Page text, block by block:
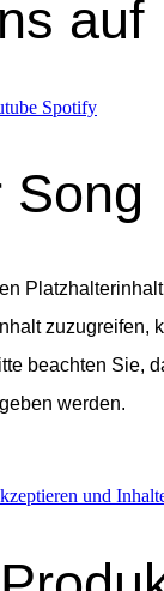
auf
Spotify
Song
zuzugreifen,
beachten Sie,
werden.
und